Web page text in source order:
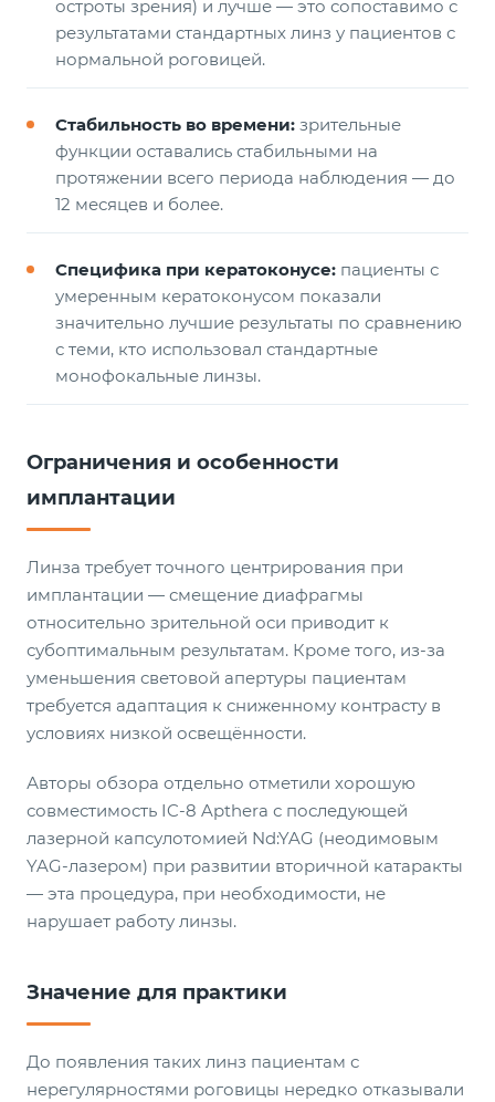
остроты зрения) и лучше — это сопоставимо с
результатами стандартных линз у пациентов с
нормальной роговицей.
Стабильность во времени: зрительные
функции оставались стабильными на
протяжении всего периода наблюдения — до
12 месяцев и более.
Специфика при кератоконусе: пациенты с
умеренным кератоконусом показали
значительно лучшие результаты по сравнению
с теми, кто использовал стандартные
монофокальные линзы.
Ограничения и особенности
имплантации
Линза требует точного центрирования при
имплантации — смещение диафрагмы
относительно зрительной оси приводит к
субоптимальным результатам. Кроме того, из-за
уменьшения световой апертуры пациентам
требуется адаптация к сниженному контрасту в
условиях низкой освещённости.
Авторы обзора отдельно отметили хорошую
совместимость IC-8 Apthera с последующей
лазерной капсулотомией Nd:YAG (неодимовым
YAG-лазером) при развитии вторичной катаракты
— эта процедура, при необходимости, не
нарушает работу линзы.
Значение для практики
До появления таких линз пациентам с
нерегулярностями роговицы нередко отказывали